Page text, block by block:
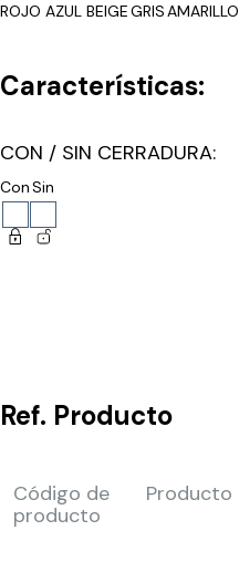
ROJO AZUL BEIGEGRISAMARILLO
Características:
CON / SIN CERRADURA:
ConSin
Ref. Producto
Código de
producto
Producto